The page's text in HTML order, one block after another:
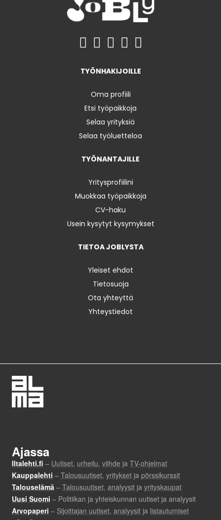
TYÖNHAKIJOILLE
Oma profiili
Etsi työpaikkoja
Selaa yrityksiä
Selaa työluetteloa
TYÖNANTAJILLE
Yritysprofiilini
Muokkaa työpaikkoja
CV-haku
Usein kysytyt kysymykset
TIETOA JOBLYSTA
Yleiset ehdot
Tietosuoja
Ota yhteyttä
Yhteystiedot